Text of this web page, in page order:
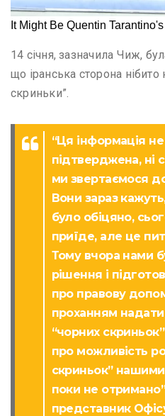
14 січня, зазначила Чиж,
що іранська сторона нібито
скриньки”.
“Ця інформація
підтверджена, ні
ми звертаємося
Вони зараз
було обіцяно,
приїде, але це
Тому вчора нами
рішення і
про правову
проханням
“чорних
про можливість
скриньок”
поки не
представник